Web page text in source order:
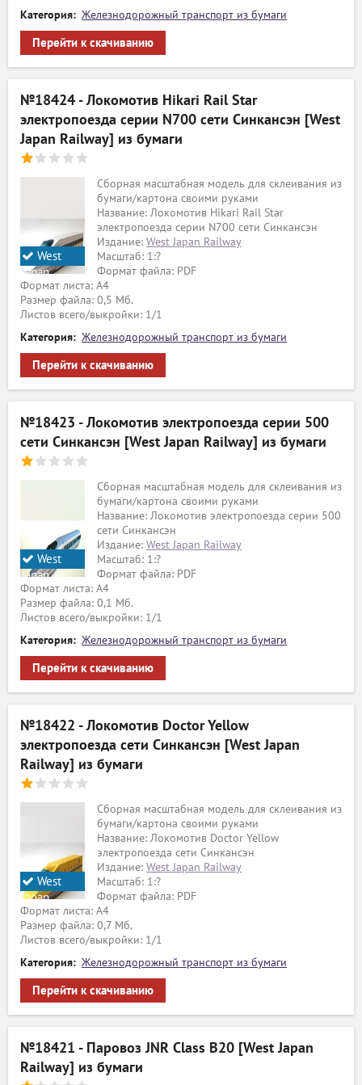
Категория: Железнодорожный транспорт из бумаги
Перейти к скачиванию
№18424 - Локомотив Hikari Rail Star
электропоезда серии N700 сети Синкансэн [West
Japan Railway] из бумаги
West
Japan
Railway
Сборная масштабная модель для склеивания из
бумаги/картона своими руками
Название: Локомотив Hikari Rail Star
электропоезда серии N700 сети Синкансэн
Издание: West Japan Railway
Масштаб: 1:?
Формат файла: PDF
Формат листа: А4
Размер файла: 0,5 Мб.
Листов всего/выкройки: 1/1
Категория: Железнодорожный транспорт из бумаги
Перейти к скачиванию
№18423 - Локомотив электропоезда серии 500
сети Синкансэн [West Japan Railway] из бумаги
West
Japan
Railway
Сборная масштабная модель для склеивания из
бумаги/картона своими руками
Название: Локомотив электропоезда серии 500
сети Синкансэн
Издание: West Japan Railway
Масштаб: 1:?
Формат файла: PDF
Формат листа: А4
Размер файла: 0,1 Мб.
Листов всего/выкройки: 1/1
Категория: Железнодорожный транспорт из бумаги
Перейти к скачиванию
№18422 - Локомотив Doctor Yellow
электропоезда сети Синкансэн [West Japan
Railway] из бумаги
West
Japan
Railway
Сборная масштабная модель для склеивания из
бумаги/картона своими руками
Название: Локомотив Doctor Yellow
электропоезда сети Синкансэн
Издание: West Japan Railway
Масштаб: 1:?
Формат файла: PDF
Формат листа: А4
Размер файла: 0,7 Мб.
Листов всего/выкройки: 1/1
Категория: Железнодорожный транспорт из бумаги
Перейти к скачиванию
№18421 - Паровоз JNR Class B20 [West Japan
Railway] из бумаги